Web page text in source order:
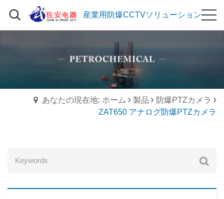
産業用防爆CCTVソリューション
あなたの現在地: ホーム 製品
防爆PTZカメラ
ZAT650 アナログ防爆PTZカメラ